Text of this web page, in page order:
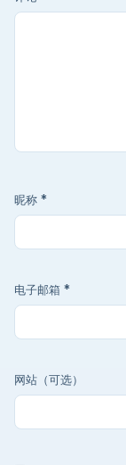
昵称 *
电子邮箱 *
网站（可选）